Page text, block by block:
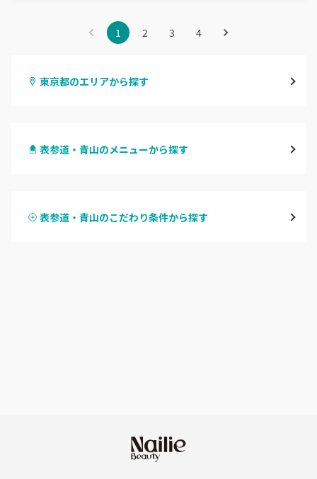
1 2 3 4
東京都のエリアから探す
原宿
表参道・青山のメニューから探す
ハンドスカルプ
表参道・青山のこだわり条件から探す